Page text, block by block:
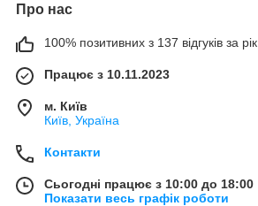
Про нас
100% позитивних з 137 відгуків за рік
Працює з 10.11.2023
м. Київ
Київ, Україна
Контакти
Сьогодні працює з 10:00 до 18:00
Показати весь графік роботи